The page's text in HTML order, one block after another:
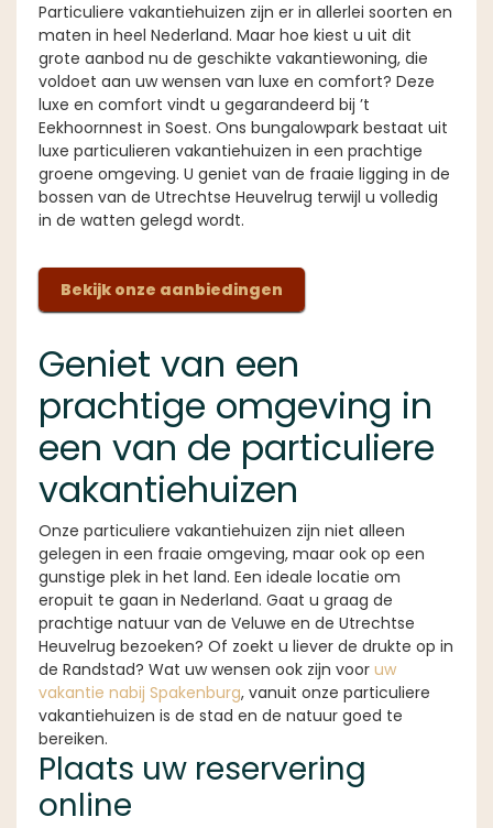
Particuliere vakantiehuizen zijn er in allerlei soorten en
maten in heel Nederland. Maar hoe kiest u uit dit
grote aanbod nu de geschikte vakantiewoning, die
voldoet aan uw wensen van luxe en comfort? Deze
luxe en comfort vindt u gegarandeerd bij ’t
Eekhoornnest in Soest. Ons bungalowpark bestaat uit
luxe particulieren vakantiehuizen in een prachtige
groene omgeving. U geniet van de fraaie ligging in de
bossen van de Utrechtse Heuvelrug terwijl u volledig
in de watten gelegd wordt.
Bekijk onze aanbiedingen
Geniet van een
prachtige omgeving in
een van de particuliere
vakantiehuizen
Onze particuliere vakantiehuizen zijn niet alleen
gelegen in een fraaie omgeving, maar ook op een
gunstige plek in het land. Een ideale locatie om
eropuit te gaan in Nederland. Gaat u graag de
prachtige natuur van de Veluwe en de Utrechtse
Heuvelrug bezoeken? Of zoekt u liever de drukte op in
de Randstad? Wat uw wensen ook zijn voor uw
vakantie nabij Spakenburg, vanuit onze particuliere
vakantiehuizen is de stad en de natuur goed te
bereiken.
Plaats uw reservering
online